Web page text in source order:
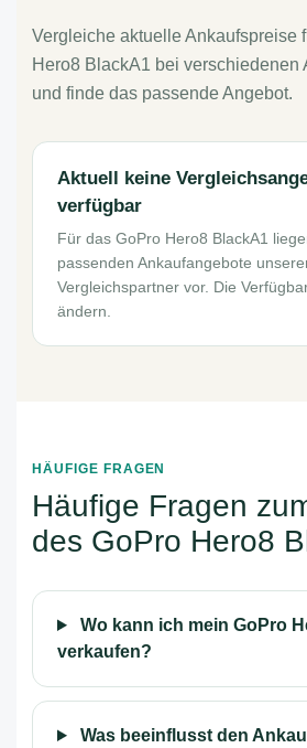
Vergleiche aktuelle Ankaufspreise
Hero8 BlackA1 bei verschiedenen
und finde das passende Angebot.
Aktuell keine
verfügbar
Für das GoPro Hero8 BlackA1
passenden Ankaufangebote
Vergleichspartner vor. Die
ändern.
HÄUFIGE FRAGEN
Häufige Fragen
des GoPro Hero8
Wo kann ich mein GoPro
verkaufen?
Was beeinflusst den